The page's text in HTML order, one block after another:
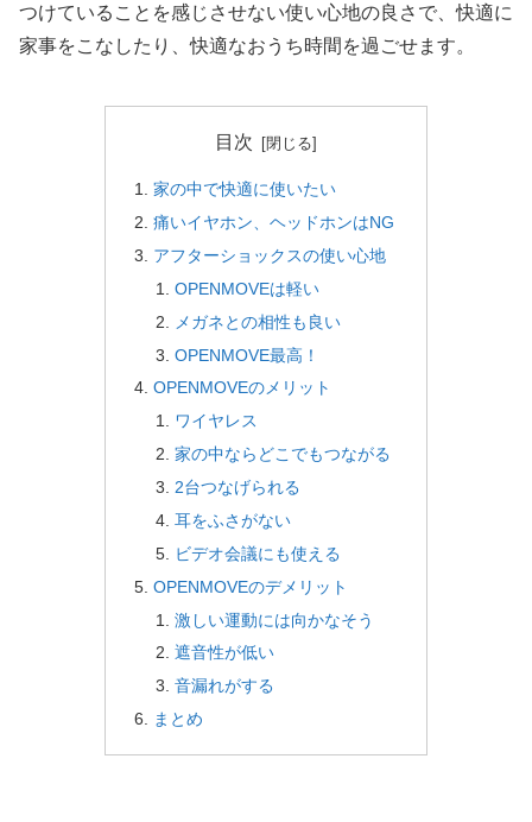
つけていることを感じさせない使い心地の良さで、快適に
家事をこなしたり、快適なおうち時間を過ごせます。
目次
家の中で快適に使いたい
痛いイヤホン、ヘッドホンはNG
アフターショックスの使い心地
OPENMOVEは軽い
メガネとの相性も良い
OPENMOVE最高！
OPENMOVEのメリット
ワイヤレス
家の中ならどこでもつながる
2台つなげられる
耳をふさがない
ビデオ会議にも使える
OPENMOVEのデメリット
激しい運動には向かなそう
遮音性が低い
音漏れがする
まとめ